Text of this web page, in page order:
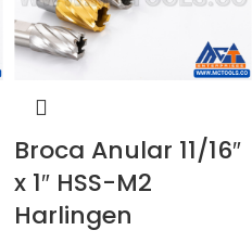
Broca Anular 11/16″
x 1″ HSS-M2
Harlingen